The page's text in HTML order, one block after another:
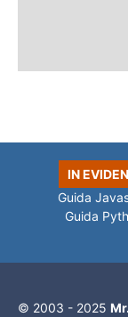
IN
Guida
Guida
© 2003 - 2025